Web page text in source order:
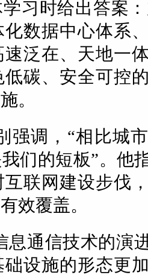
习时给出答案
化数据中心体系
速泛在、天地一
碳、安全可控
。
强调，“相比城
们的短板”。他
联网建设步伐
效覆盖。
息通信技术的演
设施的形态更